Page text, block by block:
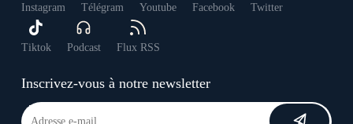
Instagram Télégram Youtube Facebook Twitter
Tiktok Podcast Flux RSS
Inscrivez-vous à notre newsletter